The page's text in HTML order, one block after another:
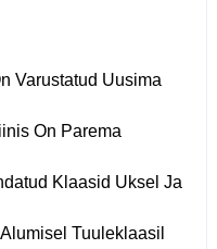
Varustatud Uusima
On Parema
Klaasid Uksel Ja
Tuuleklaasil